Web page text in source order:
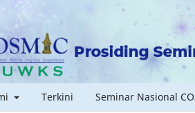
Terkini Seminar Nasional